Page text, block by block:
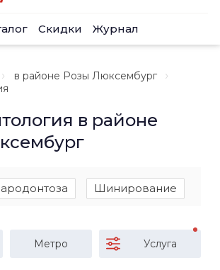
Скидки Журнал
в районе Розы Люксембург
в районе
Шинирование
Метро Услуга